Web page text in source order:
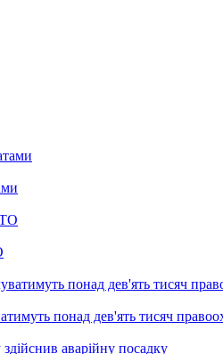
понад дев'ять тисяч